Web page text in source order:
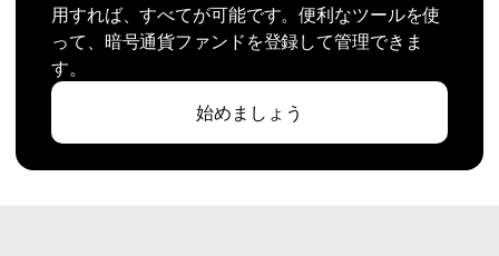
用すれば、すべてが可能です。便利なツールを使
って、暗号通貨ファンドを登録して管理できま
す。
始めましょう